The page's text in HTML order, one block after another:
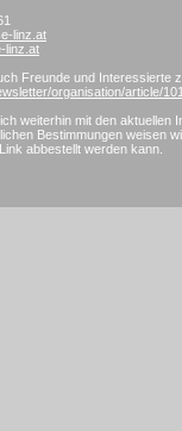
linz.at
linz.at
Freunde und Interessierte
organisation/article/
weiterhin mit den aktuellen
Bestimmungen weisen
abbestellt werden kann.